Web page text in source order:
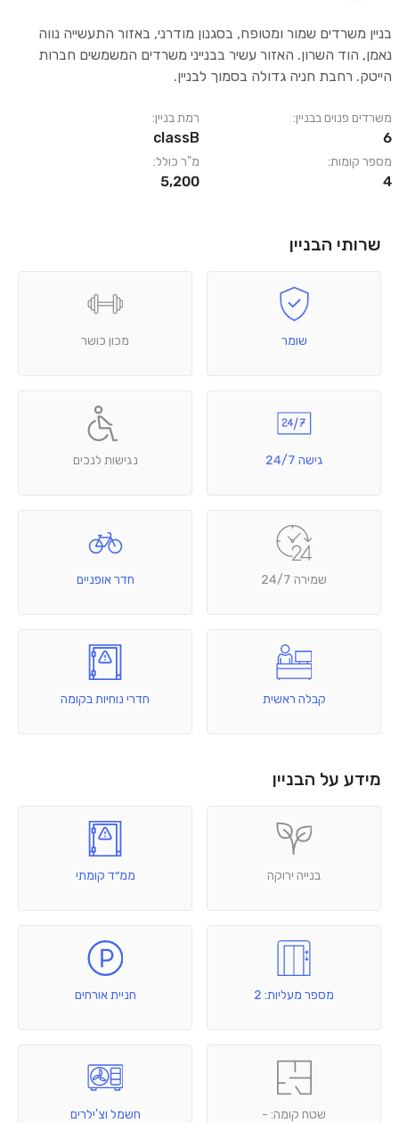
בניין משרדים שמור ומטופח, בסגנון מודרני, באזור התעשייה נווה
נאמן, הוד השרון. האזור עשיר בבנייני משרדים המשמשים חברות
הייטק. רחבת חניה גדולה בסמוך לבניין.
משרדים פנוים בבניין:
6
מספר קומות:
4
רמת בניין:
classB
מ"ר כולל:
5,200
שרותי הבניין
שומר מכון כושר
גישה 24/7 נגישות לנכים
שמירה 24/7 חדר אופניים
קבלה ראשית חדרי נוחיות בקומה
מידע על הבניין
בנייה ירוקה ממ״ד קומתי
מספר מעליות: 2 חניית אורחים
שטח קומה: - חשמל וצ'ילרים